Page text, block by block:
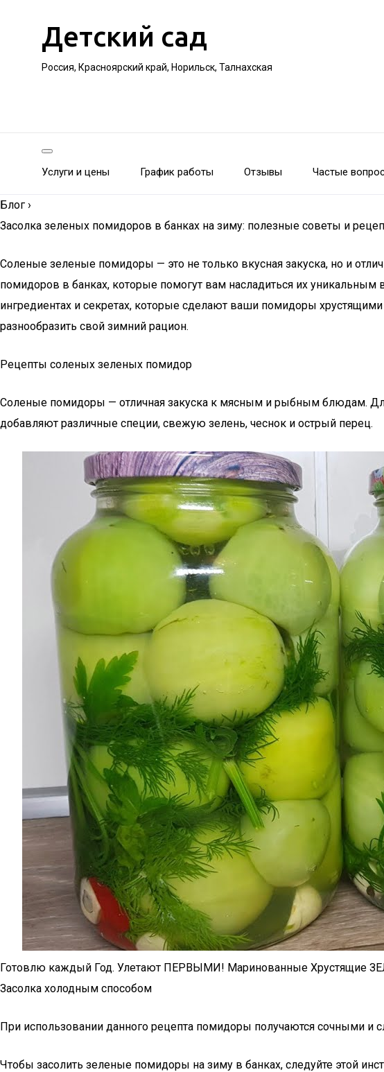
Детский сад
Россия, Красноярский край, Норильск, Талнахская
Услуги и цены График работы Отзывы Частые
Блог ›
Засолка зеленых помидоров в банках на зиму: полезные советы и
Соленые зеленые помидоры — это не только вкусная закуска, но и
помидоров в банках, которые помогут вам насладиться их
ингредиентах и секретах, которые сделают ваши помидоры
разнообразить свой зимний рацион.
Рецепты соленых зеленых помидор
Соленые помидоры — отличная закуска к мясным и рыбным блюдам.
добавляют различные специи, свежую зелень, чеснок и острый перец.
Готовлю каждый Год. Улетают ПЕРВЫМИ! Маринованные
Засолка холодным способом
При использовании данного рецепта помидоры получаются сочными и
Чтобы засолить зеленые помидоры на зиму в банках, следуйте этой